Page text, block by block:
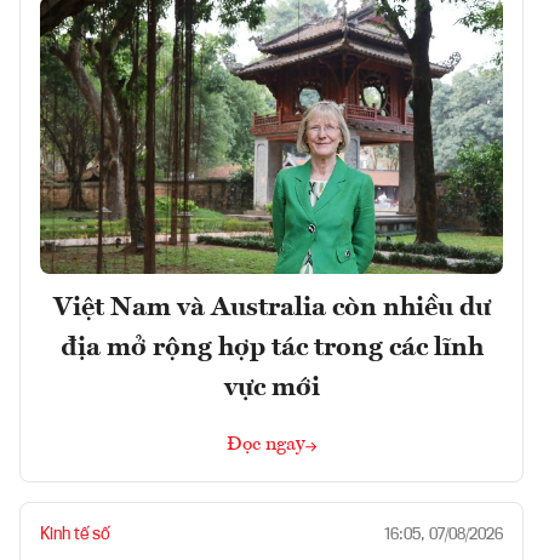
Việt Nam và Australia còn nhiều dư
địa mở rộng hợp tác trong các lĩnh
vực mới
Đọc ngay
Kinh tế số 16:05, 07/08/2026